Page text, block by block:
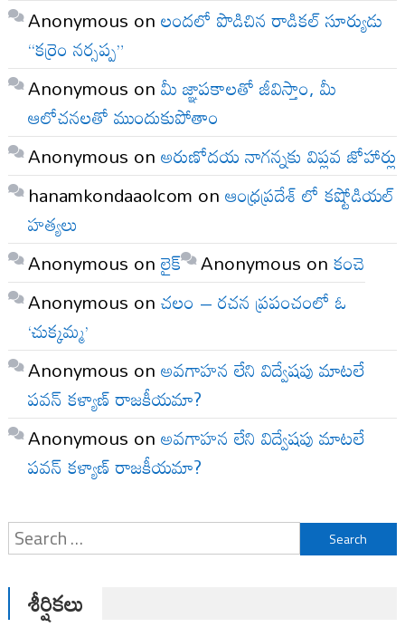
Anonymous onలందలో పొడిచిన రాడికల్ సూర్యుడు
“కర్రెం నర్సప్ప”
Anonymous onమీ జ్ఞాపకాలతో జీవిస్తాం, మీ
ఆలోచనలతో ముందుకుపోతాం
Anonymous onఅరుణోదయ నాగన్నకు విప్లవ జోహార్లు
hanamkondaaolcom onఆంధ్రప్రదేశ్ లో కష్టోడియల్
హత్యలు
Anonymous onలైక్ Anonymous onకంచె
Anonymous onచలం – రచన ప్రపంచంలో ఓ
‘చుక్కమ్మ’
Anonymous onఅవగాహన లేని విద్వేషపు మాటలే
పవన్ కళ్యాణ్ రాజకీయమా?
Anonymous onఅవగాహన లేని విద్వేషపు మాటలే
పవన్ కళ్యాణ్ రాజకీయమా?
Search
for:
శీర్షికలు